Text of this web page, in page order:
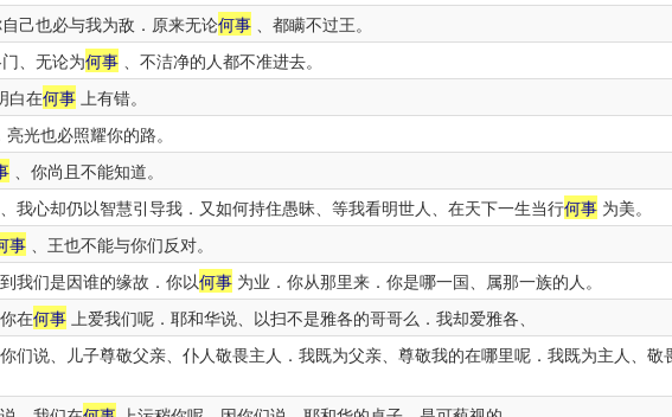
己也必与我为敌．原来无论何事 、都瞒不过王。
、无论为何事 、不洁净的人都不准进去。
白在何事 上有错。
光也必照耀你的路。
、你尚且不能知道。
我心却仍以智慧引导我．又如何持住愚昧、等我看明世人、在天下一生当行何事 为美。
事 、王也不能与你们反对。
我们是因谁的缘故．你以何事 为业．你从那里来．你是哪一国、属那一族的人。
在何事 上爱我们呢．耶和华说、以扫不是雅各的哥哥么．我却爱雅各、
们说、儿子尊敬父亲、仆人敬畏主人．我既为父亲、尊敬我的在哪里呢．我既为主人、